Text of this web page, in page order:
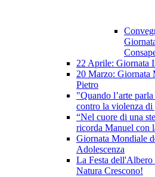
22 Aprile: Giornata
20 Marzo: Giornata
Pietro
"Quando l’arte
contro la violenza di
“Nel cuore di una
ricorda Manuel con
Giornata Mondiale
Adolescenza
La Festa
Natura Crescono!